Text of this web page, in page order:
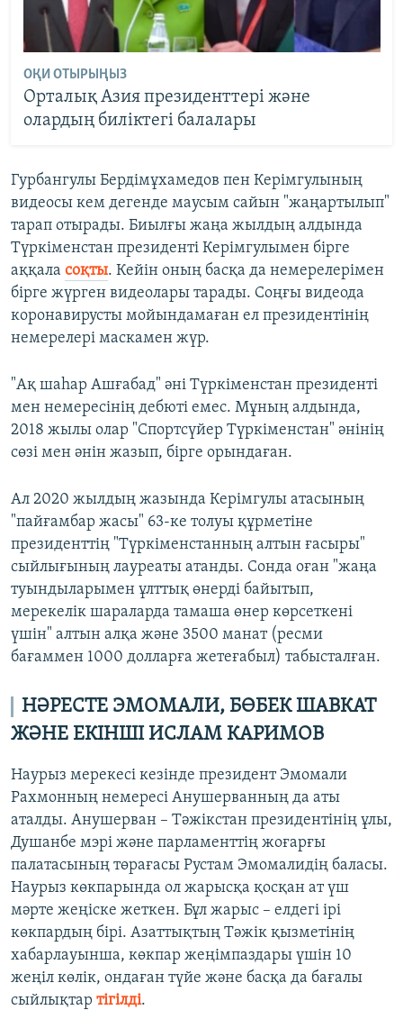
ОҚИ ОТЫРЫҢЫЗ
Орталық Азия президенттері және
олардың биліктегі балалары
Гурбангулы Бердімұхамедов пен Керімгулының
видеосы кем дегенде маусым сайын "жаңартылып"
тарап отырады. Биылғы жаңа жылдың алдында
Түркіменстан президенті Керімгулымен бірге
аққала соқты. Кейін оның басқа да немерелерімен
бірге жүрген видеолары тарады. Соңғы видеода
коронавирусты мойындамаған ел президентінің
немерелері маскамен жүр.
"Ақ шаһар Ашғабад" әні Түркіменстан президенті
мен немересінің дебюті емес. Мұның алдында,
2018 жылы олар "Спортсүйер Түркіменстан" әнінің
сөзі мен әнін жазып, бірге орындаған.
Ал 2020 жылдың жазында Керімгулы атасының
"пайғамбар жасы" 63-ке толуы құрметіне
президенттің "Түркіменстанның алтын ғасыры"
сыйлығының лауреаты атанды. Сонда оған "жаңа
туындыларымен ұлттық өнерді байытып,
мерекелік шараларда тамаша өнер көрсеткені
үшін" алтын алқа және 3500 манат (ресми
бағаммен 1000 долларға жетеғабыл) табысталған.
НӘРЕСТЕ ЭМОМАЛИ, БӨБЕК ШАВКАТ
ЖӘНЕ ЕКІНШІ ИСЛАМ КАРИМОВ
Наурыз мерекесі кезінде президент Эмомали
Рахмонның немересі Анушерванның да аты
аталды. Анушерван – Тәжікстан президентінің ұлы,
Душанбе мэрі және парламенттің жоғарғы
палатасының төрағасы Рустам Эмомалидің баласы.
Наурыз көкпарында ол жарысқа қосқан ат үш
мәрте жеңіске жеткен. Бұл жарыс – елдегі ірі
көкпардың бірі. Азаттықтың Тәжік қызметінің
хабарлауынша, көкпар жеңімпаздары үшін 10
жеңіл көлік, ондаған түйе және басқа да бағалы
сыйлықтар тігілді.